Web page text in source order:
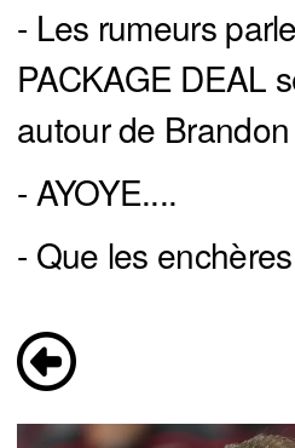
- Les rumeurs
PACKAGE DEAL
autour de
- AYOYE....
- Que les